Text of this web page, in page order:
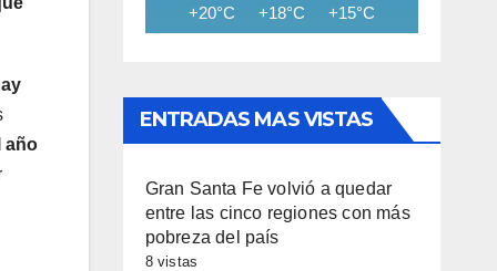
año
+20°C +18°C +15°C
ENTRADAS MAS VISTAS
Gran Santa Fe volvió a quedar
entre las cinco regiones con más
pobreza del país
8 vistas